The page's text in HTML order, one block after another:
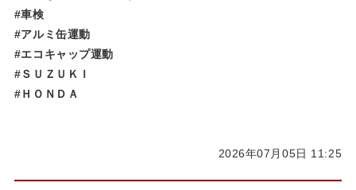
#車検
#アルミ缶運動
#エコキャップ運動
#ＳＵＺＵＫＩ
#ＨＯＮＤＡ
2026年07月05日 11:25